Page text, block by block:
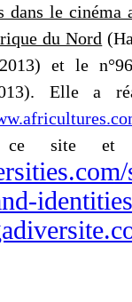
dans le cinéma
du Nord (H
et le
Elle a
ce site et